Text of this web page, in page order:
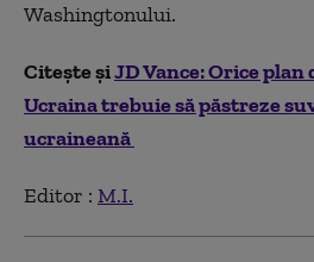
Washingtonului.
Citește șiJD Vance: Orice plan
Ucraina trebuie să păstreze
ucraineană
Editor : M.I.